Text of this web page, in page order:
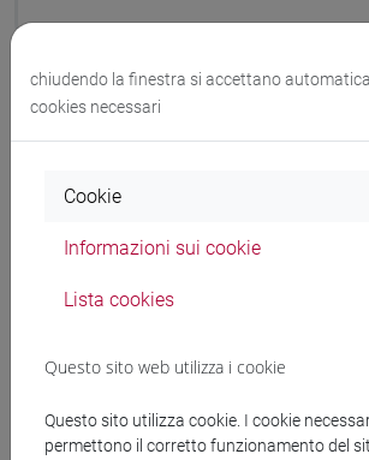
Tipo di attività
scelta dello
A scelta dello
chiudendo la finestra si accettano
cookies necessari
Cookie
Informazioni sui cookie
Lista cookies
Questo sito web utilizza i cookie
Questo sito utilizza cookie. I cookie
permettono il corretto funzionamento del